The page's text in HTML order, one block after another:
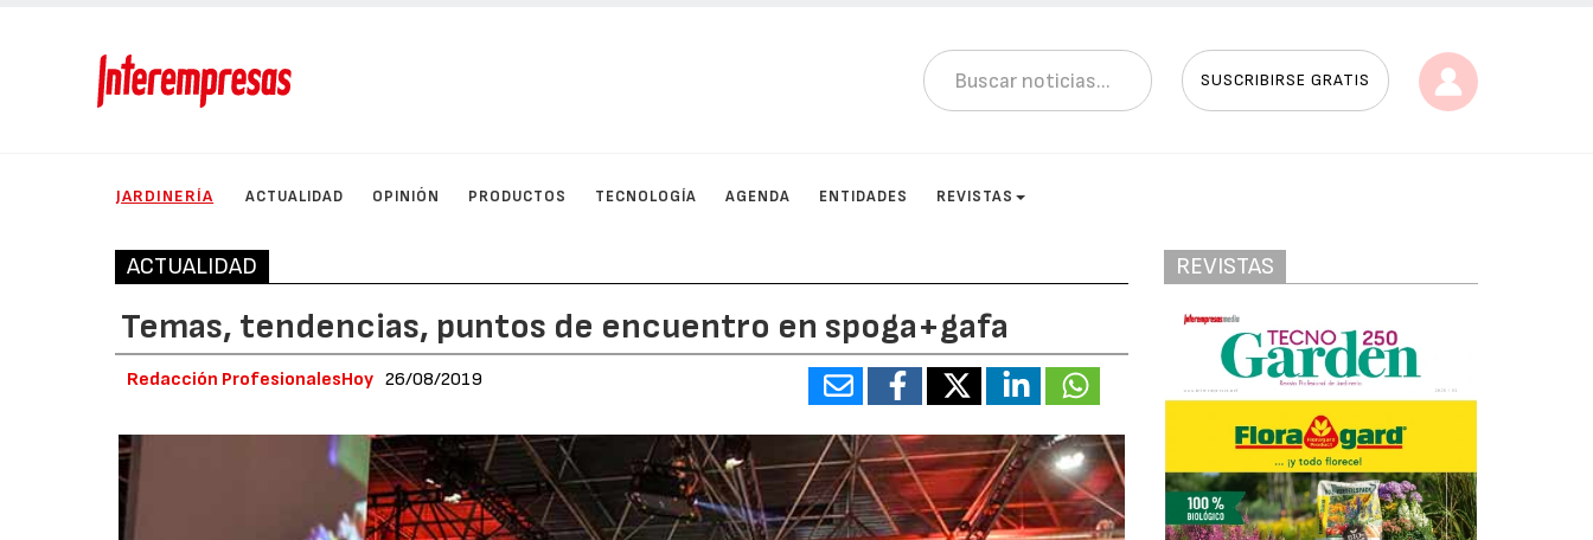
SUSCRIBIRSE GRATIS
JARDINERÍA ACTUALIDAD OPINIÓN PRODUCTOS TECNOLOGÍA AGENDA ENTIDADES REVISTAS
ACTUALIDAD
Temas, tendencias, puntos de encuentro en spoga+gafa
Redacción ProfesionalesHoy 26/08/2019
REVISTAS